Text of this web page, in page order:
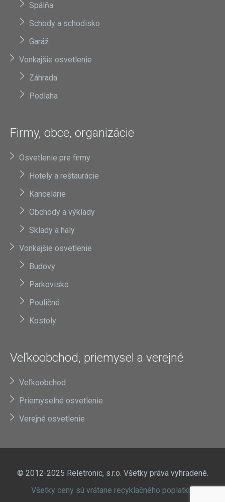
Spálňa
Schody a schodisko
Garáž
Vonkajšie osvetlenie
Záhrada
Podlaha
Firmy, obce, organizácie
Osvetlenie pre firmy
Hotely a reštaurácie
Kancelárie
Obchody a výklady
Sklady a haly
Vonkajšie osvetlenie
Budovy
Parkovisko
Pouličné
Kostoly
Veľkoobchod, priemysel a verejné
Veľkoobchod
Priemyselné osvetlenie
Verejné osvetlenie
© 2012-2025 Reletronic, s.r.o. Všetky práva vyhradené.
Všetky ceny sú vrátane recyklačného poplatku.